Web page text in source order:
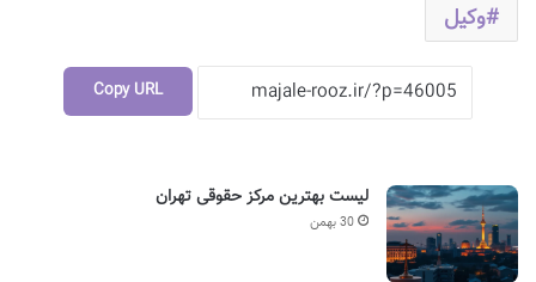
وکیل
Copy URL
لیست بهترین مرکز حقوقی تهران
30 بهمن